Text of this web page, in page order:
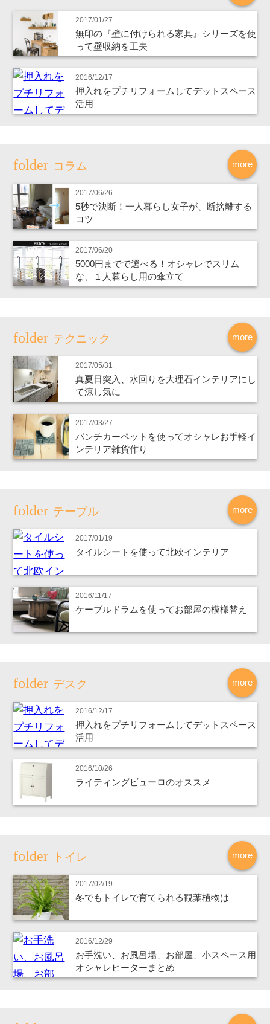
2017/01/27
無印の『壁に付けられる家具』シリーズを使
って壁収納を工夫
2016/12/17
押入れをプチリフォームしてデットスペース
活用
more
コラム
2017/06/26
5秒で決断！一人暮らし女子が、断捨離する
コツ
2017/06/20
5000円までで選べる！オシャレでスリム
な、１人暮らし用の傘立て
more
テクニック
2017/05/31
真夏日突入、水回りを大理石インテリアにし
て涼し気に
2017/03/27
パンチカーペットを使ってオシャレお手軽イ
ンテリア雑貨作り
more
テーブル
2017/01/19
タイルシートを使って北欧インテリア
2016/11/17
ケーブルドラムを使ってお部屋の模様替え
more
デスク
2016/12/17
押入れをプチリフォームしてデットスペース
活用
2016/10/26
ライティングビューロのオススメ
more
トイレ
2017/02/19
冬でもトイレで育てられる観葉植物は
2016/12/29
お手洗い、お風呂場、お部屋、小スペース用
オシャレヒーターまとめ